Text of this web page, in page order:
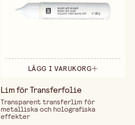
LÄGG I VARUKORG
Lim för Transferfolie
Transparent transferlim för
metalliska och holografiska
effekter